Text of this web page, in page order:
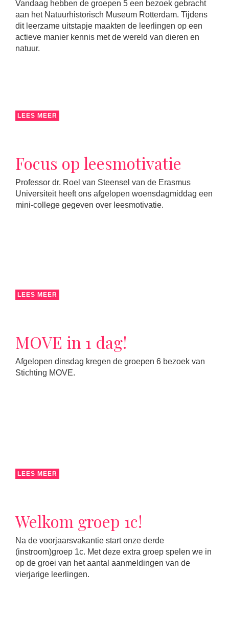
Vandaag hebben de groepen 5 een bezoek gebracht
aan het Natuurhistorisch Museum Rotterdam. Tijdens
dit leerzame uitstapje maakten de leerlingen op een
actieve manier kennis met de wereld van dieren en
natuur.
LEES MEER
Focus op leesmotivatie
Professor dr. Roel van Steensel van de Erasmus
Universiteit heeft ons afgelopen woensdagmiddag een
mini-college gegeven over leesmotivatie.
LEES MEER
MOVE in 1 dag!
Afgelopen dinsdag kregen de groepen 6 bezoek van
Stichting MOVE.
LEES MEER
Welkom groep 1c!
Na de voorjaarsvakantie start onze derde
(instroom)groep 1c. Met deze extra groep spelen we in
op de groei van het aantal aanmeldingen van de
vierjarige leerlingen.